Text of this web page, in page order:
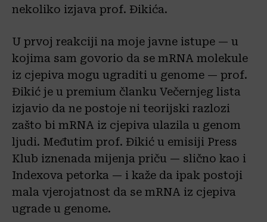
nekoliko izjava prof. Đikića.
U prvoj reakciji na moje javne istupe — u
kojima sam govorio da se mRNA molekule
iz cjepiva mogu ugraditi u genome — prof.
Đikić je u premium članku Večernjeg lista
izjavio da ne postoje ni teorijski razlozi
zašto bi mRNA iz cjepiva ulazila u genom
ljudi. Međutim prof. Đikić u emisiji Press
Klub iznenada mijenja priču — slično kao i
Indexova petorka — i kaže da ipak postoji
mala vjerojatnost da se mRNA iz cjepiva
ugrade u genome.